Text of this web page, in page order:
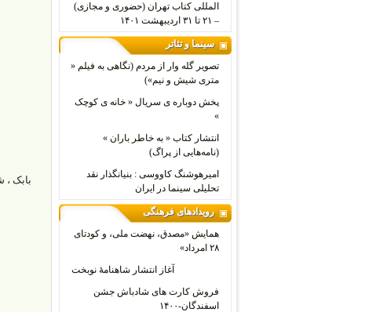
بابک ،
المللی کتاب تهران (حضوری و مجازی)
– ۲۱ تا ۳۱ اردیبهشت ۱۴۰۱
سینما و تئاتر
تصویر گله وار از مردم (نگاهی به فیلم «
متری شیش و نیم»)
پخش دوباره ی سریال « خانه ی کوچک
»
انتشار کتاب « به خاطر باران »
(نامه‌هایی از پراگ)
امیرهوشنگ کاووسی : بنیانگذار نقد
تحلیلی سینما در ایران
رویدادهای فرهنگی
همایش «مصدق، نهضت ملی، و کودتای
۲۸ امرداد»
آغاز انتشار شاهنامۀ نوبخت
فروش کارت های شادباش جشن
اسفندگان-۱۴۰۰